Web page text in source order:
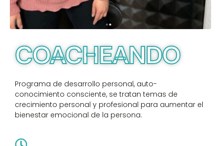
COACHEANDO
Programa de desarrollo personal, auto-
conocimiento consciente, se tratan temas de
crecimiento personal y profesional para aumentar el
bienestar emocional de la persona.